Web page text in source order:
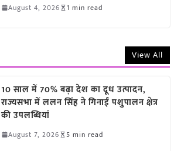
August 4, 2026 1 min read
View All
10 साल में 70% बढ़ा देश का दूध उत्पादन,
राज्यसभा में ललन सिंह ने गिनाईं पशुपालन क्षेत्र
की उपलब्धियां
August 7, 2026 5 min read